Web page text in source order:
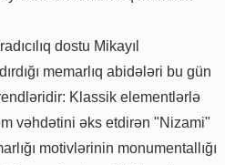
dostu Mikayıl
memarlıq abidələri bu gün
Klassik elementlərlə
vəhdətini əks etdirən "Nizami"
motivlərinin monumentallığı